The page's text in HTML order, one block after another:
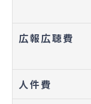
広報広聴費
人件費